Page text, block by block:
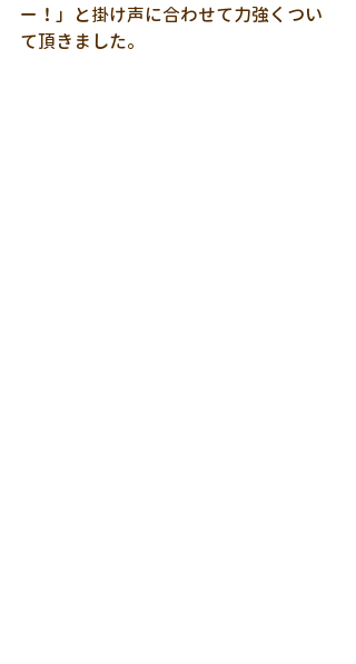
ー！」と掛け声に合わせて力強くつい
て頂きました。